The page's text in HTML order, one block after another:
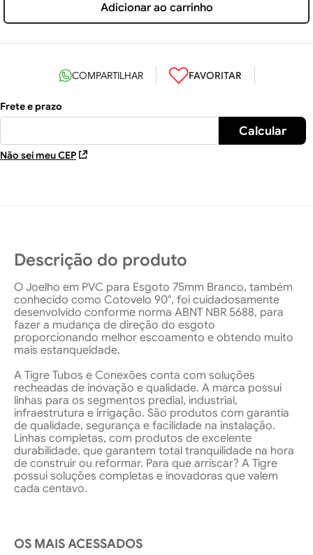
Adicionar ao carrinho
Não sei meu CEP
Descrição do produto
O Joelho em PVC para Esgoto 75mm Branco, também
conhecido como Cotovelo 90°, foi cuidadosamente
desenvolvido conforme norma ABNT NBR 5688, para
fazer a mudança de direção do esgoto
proporcionando melhor escoamento e obtendo muito
mais estanqueidade.
A Tigre Tubos e Conexões conta com soluções
recheadas de inovação e qualidade. A marca possui
linhas para os segmentos predial, industrial,
infraestrutura e irrigação. São produtos com garantia
de qualidade, segurança e facilidade na instalação.
Linhas completas, com produtos de excelente
durabilidade, que garantem total tranquilidade na hora
de construir ou reformar. Para que arriscar? A Tigre
possui soluções completas e inovadoras que valem
cada centavo.
OS MAIS ACESSADOS